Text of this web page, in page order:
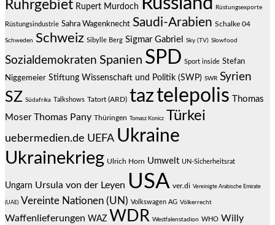
Ruhrgebiet Rupert Murdoch Rüstungsexporte
Rüstungsindustrie Sahra Wagenknecht Saudi-Arabien Schalke 04
Schweden Schweiz Sibylle Berg Sigmar Gabriel Sky (TV) Slowfood
Sozialdemokraten Spanien SPD Sport inside Stefan
Niggemeier Stiftung Wissenschaft und Politik (SWP) SWR Syrien
SZ Südafrika Talkshows Tatort (ARD) taztelepolis Thomas
Moser Thomas Pany Thüringen Tomasz Konicz Türkei
uebermedien.de UEFA Ukraine
Ukrainekrieg Ulrich Horn Umwelt UN-Sicherheitsrat
Ungarn Ursula von der Leyen USA ver.di Vereinigte Arabische Emirate
(UAE) Vereinte Nationen (UN) Volkswagen AG Völkerrecht
Waffenlieferungen WAZ WDR Westfalenstadion WHO Willy